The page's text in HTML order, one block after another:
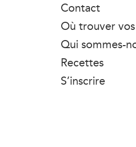
Contact
Où trouver
Qui sommes-
Recettes
S’inscrire